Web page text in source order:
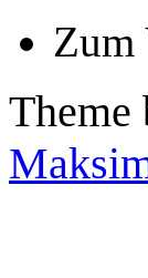
Zum
Theme